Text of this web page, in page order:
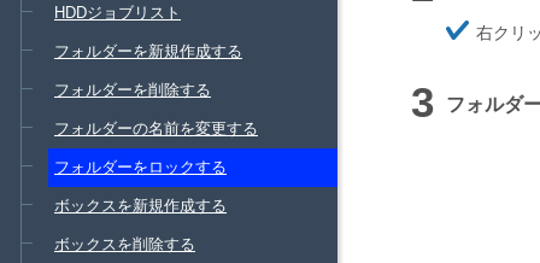
HDDジョブリスト
フォルダーを新規作成する
フォルダーを削除する
フォルダーの名前を変更する
フォルダーをロックする
ボックスを新規作成する
ボックスを削除する
ほ
そ
右クリ
フォルダ